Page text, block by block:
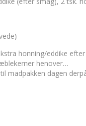
honning/eddike
henover…
madpakken dagen